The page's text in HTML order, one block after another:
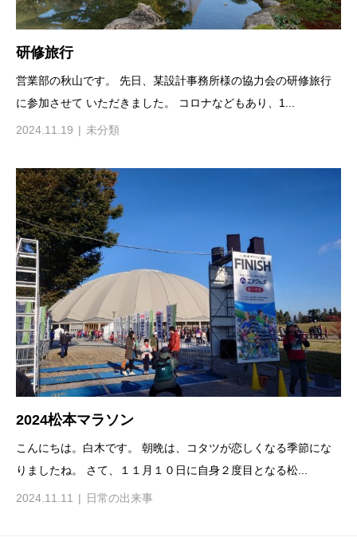
研修旅行
営業部の秋山です。 先日、某設計事務所様の協力会の研修旅行
に参加させて いただきました。 コロナなどもあり、1...
2024.11.19 未分類
2024松本マラソン
こんにちは。白木です。 朝晩は、コタツが恋しくなる季節にな
りましたね。 さて、１１月１０日に自身２度目となる松...
2024.11.11 日常の出来事